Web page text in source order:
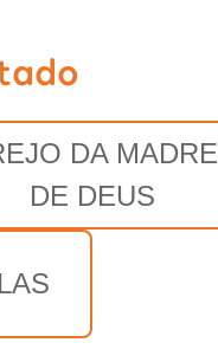
DA MADRE
DE DEUS